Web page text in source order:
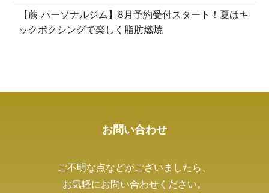
【蕨 パーソナルジム】8月予約受付スタート！夏はキ
ックボクシングで楽しく脂肪燃焼
お問い合わせ
ご不明な点などがございましたら、
お気軽にお問い合わせください。